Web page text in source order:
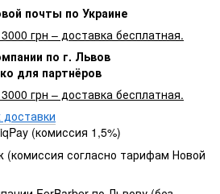
почты по Украине
грн – доставка бесплатная.
по г. Львов
для партнёров
грн – доставка бесплатная.
(комиссия 1,5%)
согласно тарифам Новой